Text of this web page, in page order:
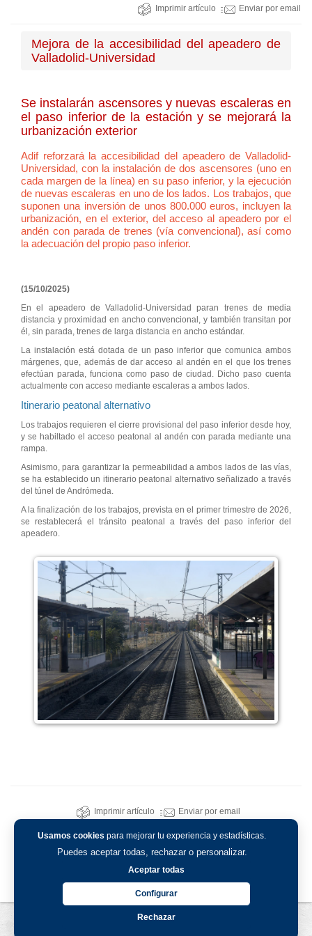
Usamos cookies para mejorar tu experiencia y estadísticas.
Puedes aceptar todas, rechazar o personalizar.
Aceptar todas
Configurar
Rechazar
Imprimir artículo Enviar por email
Mejora de la accesibilidad del apeadero de
Valladolid-Universidad
Se instalarán ascensores y nuevas escaleras en
el paso inferior de la estación y se mejorará la
urbanización exterior
Adif reforzará la accesibilidad del apeadero de Valladolid-
Universidad, con la instalación de dos ascensores (uno en
cada margen de la línea) en su paso inferior, y la ejecución
de nuevas escaleras en uno de los lados. Los trabajos, que
suponen una inversión de unos 800.000 euros, incluyen la
urbanización, en el exterior, del acceso al apeadero por el
andén con parada de trenes (vía convencional), así como
la adecuación del propio paso inferior.
(15/10/2025)
En el apeadero de Valladolid-Universidad paran trenes de media
distancia y proximidad en ancho convencional, y también transitan por
él, sin parada, trenes de larga distancia en ancho estándar.
La instalación está dotada de un paso inferior que comunica ambos
márgenes, que, además de dar acceso al andén en el que los trenes
efectúan parada, funciona como paso de ciudad. Dicho paso cuenta
actualmente con acceso mediante escaleras a ambos lados.
Itinerario peatonal alternativo
Los trabajos requieren el cierre provisional del paso inferior desde hoy,
y se habiltado el acceso peatonal al andén con parada mediante una
rampa.
Asimismo, para garantizar la permeabilidad a ambos lados de las vías,
se ha establecido un itinerario peatonal alternativo señalizado a través
del túnel de Andrómeda.
A la finalización de los trabajos, prevista en el primer trimestre de 2026,
se restablecerá el tránsito peatonal a través del paso inferior del
apeadero.
Imprimir artículo Enviar por email
Política de privacidad